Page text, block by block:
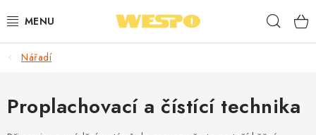
na
ARMATURY PRO TOPENÍ A VODU
TOPENÍ A OHŘEV VODY
Nářadí
Proplachovací a čístící technika